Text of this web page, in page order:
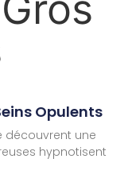
Opulents
découvrent une
hypnotisent